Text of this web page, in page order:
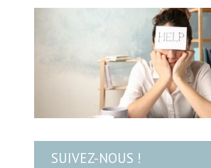
SUIVEZ-NOUS !